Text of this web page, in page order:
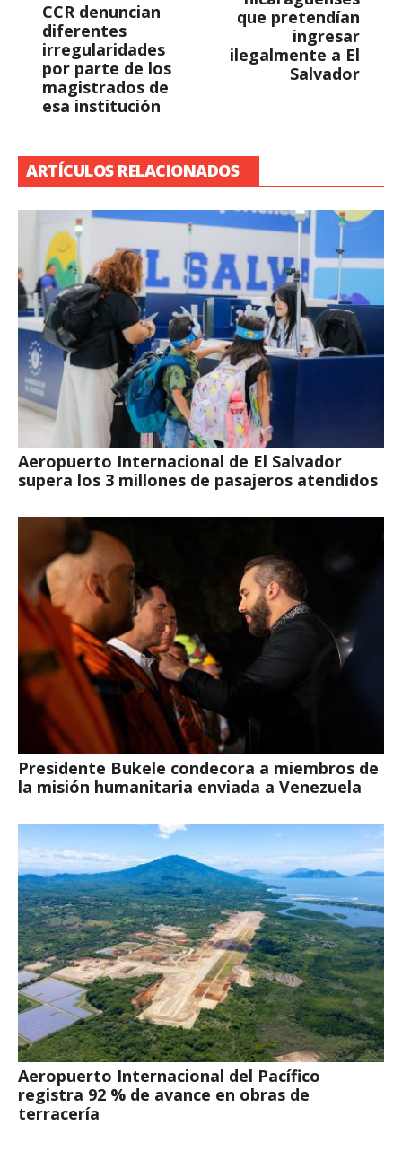
CCR denuncian
diferentes
irregularidades
por parte de los
magistrados de
esa institución
que pretendían
ingresar
ilegalmente a El
Salvador
ARTÍCULOS RELACIONADOS
Aeropuerto Internacional de El Salvador
supera los 3 millones de pasajeros atendidos
Presidente Bukele condecora a miembros de
la misión humanitaria enviada a Venezuela
Aeropuerto Internacional del Pacífico
registra 92 % de avance en obras de
terracería